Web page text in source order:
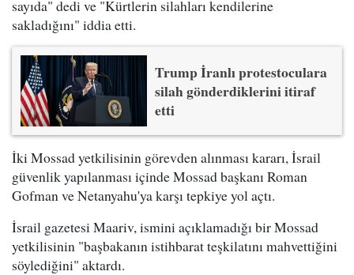
sayıda" dedi ve "Kürtlerin silahları kendilerine
sakladığını" iddia etti.
Trump İranlı protestoculara
silah gönderdiklerini itiraf
etti
İki Mossad yetkilisinin görevden alınması kararı, İsrail
güvenlik yapılanması içinde Mossad başkanı Roman
Gofman ve Netanyahu'ya karşı tepkiye yol açtı.
İsrail gazetesi Maariv, ismini açıklamadığı bir Mossad
yetkilisinin "başbakanın istihbarat teşkilatını mahvettiğini
söylediğini" aktardı.